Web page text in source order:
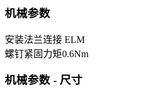
机械参数
安装法兰连接 ELM
螺钉紧固力矩0.6Nm
机械参数 - 尺寸